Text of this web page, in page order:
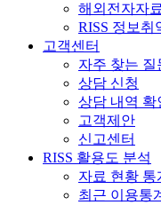
해외전자자
RISS 정보취
고객센터
자주 찾는 질
상담 신청
상담 내역 확
고객제안
신고센터
RISS 활용도 분석
자료 현황 통
최근 이용통